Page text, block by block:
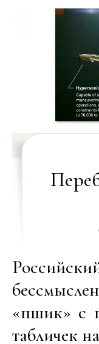
«пшик» с
табличек